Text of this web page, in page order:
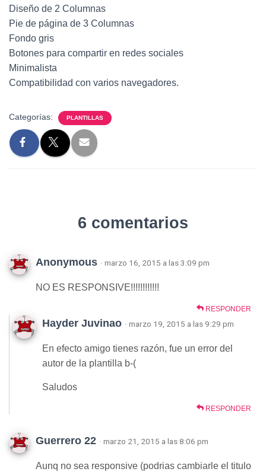
Diseño de 2 Columnas
Pie de página de 3 Columnas
Fondo gris
Botones para compartir en redes sociales
Minimalista
Compatibilidad con varios navegadores.
Categorías: PLANTILLAS
6 comentarios
Anonymous · marzo 16, 2015 a las 3:09 pm
NO ES RESPONSIVE!!!!!!!!!!!!
RESPONDER
Hayder Juvinao · marzo 19, 2015 a las 9:29 pm
En efecto amigo tienes razón, fue un error del
autor de la plantilla b-(
Saludos
RESPONDER
Guerrero 22 · marzo 21, 2015 a las 8:06 pm
Aunq no sea responsive (podrias cambiarle el titulo